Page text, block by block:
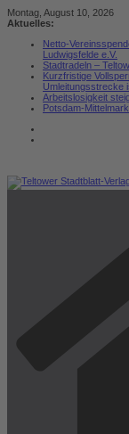
Zum
Inhalt
Montag, August 10, 2026
Aktuelles:
Netto-
Ludwigsfelde e.V.
Stadtradeln –
Kurzfristige
Umleitungsstrecke
Arbeitslosigkeit
Potsdam-